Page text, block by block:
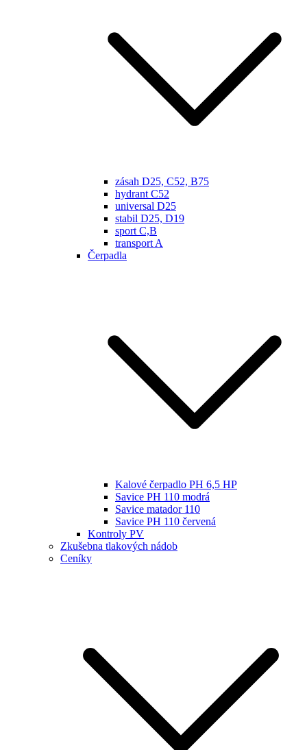
zásah D25, C52, B75
hydrant C52
universal D25
stabil D25, D19
sport C,B
transport A
Čerpadla
Kalové čerpadlo PH 6,5 HP
Savice PH 110 modrá
Savice matador 110
Savice PH 110 červená
Kontroly PV
Zkušebna tlakových nádob
Ceníky